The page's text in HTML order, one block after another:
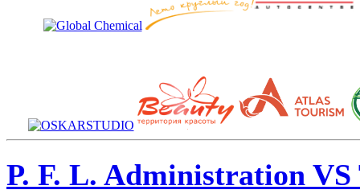
P. F. L. Administration VS